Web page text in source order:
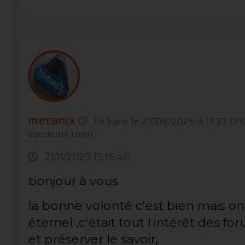
mecanix En ligne le 27/06/2026 à 17:27
soudeurs.com)
21/11/2023 15:16:46
bonjour à vous
la bonne volonté c'est bien mais
éternel ,c'était tout l intérêt des
et préserver le savoir,